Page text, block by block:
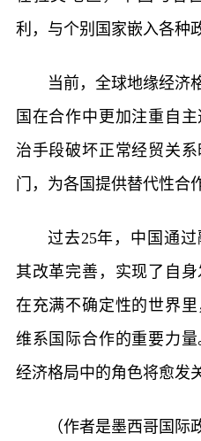
利，与个别国家嵌入各种
当前，全球地缘经济
国在合作中更加注重自
治手段破坏正常经贸关
门，为各国提供替代性合
过去25年，中国通
其改革完善，实现了自身
在充满不确定性的世界
维系国际合作的重要力
经济格局中的角色将愈发
（作者是墨西哥国际